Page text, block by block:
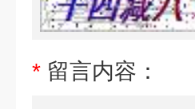
* 留言内容：